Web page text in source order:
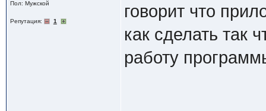
Пол: Мужской
Репутация: 1
говорит что
как сделать так
работу